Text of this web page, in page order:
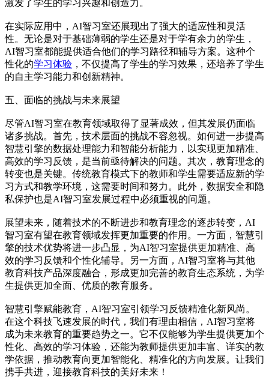
激发了学生的学习兴趣和创造力。
在实际应用中，AI智习室还展现出了强大的适应性和灵活
性。无论是对于基础薄弱的学生还是对于学有余力的学生，
AI智习室都能提供适合他们的学习路径和辅导方案。这种个
性化的学习体验 ，不仅提高了学生的学习效果，还培养了学生
的自主学习能力和创新精神。
五、面临的挑战与未来展望
尽管AI智习室在教育领域取得了显著成效，但其发展仍面临
诸多挑战。首先，技术层面的挑战不容忽视。如何进一步提高
智慧引擎的数据处理能力和智能分析能力，以实现更加精准、
高效的学习反馈，是当前亟待解决的问题。其次，教育理念的
转变也是关键。传统教育模式下的教师和学生需要适应新的学
习方式和教学环境，这需要时间和努力。此外，数据安全和隐
私保护也是AI智习室发展过程中必须重视的问题。
展望未来，随着技术的不断进步和教育理念的逐步转变，AI
智习室有望在教育领域发挥更加重要的作用。一方面，智慧引
擎的技术优势将进一步凸显，为AI智习室提供更加精准、高
效的学习反馈和个性化辅导。另一方面，AI智习室将与其他
教育科技产品深度融合，形成更加完善的教育生态系统，为学
生提供更加全面、优质的教育服务。
智慧引擎赋能教育，AI智习室引领学习反馈精准化新风尚。
在这个科技飞速发展的时代，我们有理由相信，AI智习室将
成为未来教育的重要趋势之一。它不仅能够为学生提供更加个
性化、高效的学习体验，还能为教师提供更加丰富、详实的教
学依据，推动教育向更加智能化、精准化的方向发展。让我们
携手共进，迎接教育科技的美好未来！